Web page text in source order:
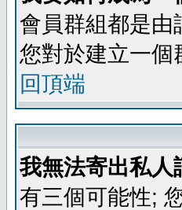
會員群組都是
您對於建立一個
回頂端
我無法寄出私人
有三個可能性;